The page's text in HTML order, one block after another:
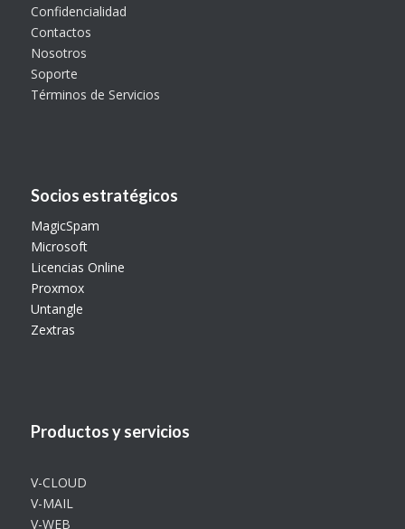
Confidencialidad
Contactos
Nosotros
Soporte
Términos de Servicios
Socios estratégicos
MagicSpam
Microsoft
Licencias Online
Proxmox
Untangle
Zextras
Productos y servicios
V-CLOUD
V-MAIL
V-WEB